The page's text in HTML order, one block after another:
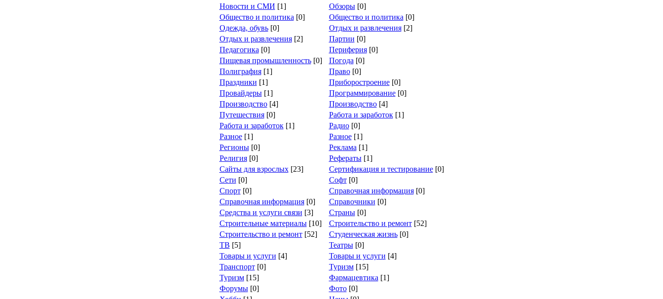
Новости и СМИ [1] Обзоры[0]
Общество и политика [0] Общество и политика [0]
Одежда, обувь[0] Отдых и развлечения[2]
Отдых и развлечения[2] Партии [0]
Педагогика [0] Периферия[0]
Пищевая промышленность[0] Погода [0]
Полиграфия[1] Право[0]
Праздники [1] Приборостроение[0]
Провайдеры[1] Программирование[0]
Производство[4] Производство[4]
Путешествия[0] Работа и заработок[1]
Работа и заработок[1] Радио[0]
Разное[1] Разное[1]
Регионы[0] Реклама [1]
Религия[0] Рефераты[1]
Сайты для взрослых[23] Сертификация и тестирование[0]
Сети [0] Софт[0]
Спорт[0] Справочная информация[0]
Справочная информация[0] Справочники [0]
Средства и услуги связи [3] Страны[0]
Строительные материалы[10] Строительство и ремонт[52]
Строительство и ремонт[52] Студенческая жизнь[0]
ТВ [5] Театры[0]
Товары и услуги [4] Товары и услуги [4]
Транспорт[0] Туризм[15]
Туризм[15] Фармацевтика [1]
Форумы[0] Фото[0]